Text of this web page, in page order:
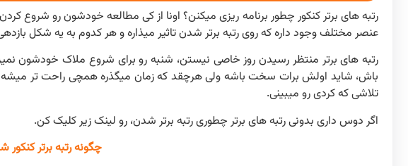
رتبه های برتر کنکور چطور برنامه ریزی میکنن؟ اونا از کی مطالعه خودشون رو شروع
عنصر مختلف وجود داره که روی رتبه برتر شدن تاثیر میذاره و هر کدوم به یه شکل
رتبه های برتر منتظر رسیدن روز خاصی نیستن، شنبه رو برای شروع ملاک خودشون
باش، شاید اولش برات سخت باشه ولی هرچقد که زمان میگذره همچی راحت تر
تلاشی که کردی رو میبینی.
اگر دوس داری بدونی رتبه های برتر چطوری رتبه برتر شدن، رو لینک زیر کلیک کن.
چگونه رتبه برتر کنکور